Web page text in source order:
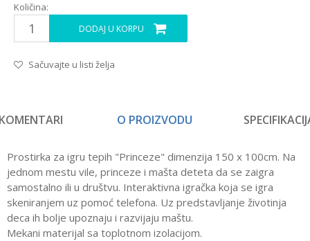
Količina:
DODAJ U KORPU
Sačuvajte u listi želja
O PROIZVODU
Prostirka za igru tepih "Princeze" dimenzija 150 x 100cm. Na
jednom mestu vile, princeze i mašta deteta da se zaigra
samostalno ili u društvu. Interaktivna igračka koja se igra
skeniranjem uz pomoć telefona. Uz predstavljanje životinja
deca ih bolje upoznaju i razvijaju maštu.
Mekani materijal sa toplotnom izolacijom.